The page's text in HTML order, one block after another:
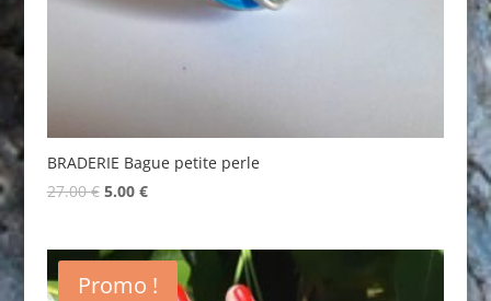
BRADERIE Bague petite perle
27.00€ Original
27.00 €.
5.00 €Current
5.00 €.
Promo !